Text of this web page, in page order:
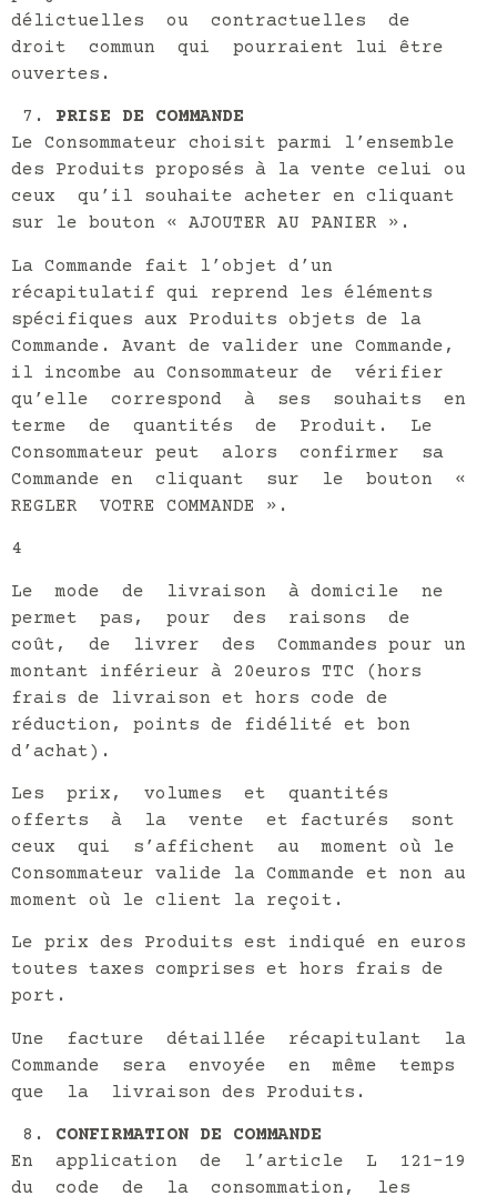
délictuelles ou contractuelles de
droit commun qui pourraient lui être
ouvertes.
PRISE DE COMMANDE
Le Consommateur choisit parmi l’ensemble
des Produits proposés à la vente celui ou
ceux qu’il souhaite acheter en cliquant
sur le bouton « AJOUTER AU PANIER ».
La Commande fait l’objet d’un
récapitulatif qui reprend les éléments
spécifiques aux Produits objets de la
Commande. Avant de valider une Commande,
il incombe au Consommateur de vérifier
qu’elle correspond à ses souhaits en
terme de quantités de Produit. Le
Consommateur peut alors confirmer sa
Commande en cliquant sur le bouton «
REGLER VOTRE COMMANDE ».
4
Le mode de livraison à domicile ne
permet pas, pour des raisons de
coût, de livrer des Commandes pour un
montant inférieur à 20euros TTC (hors
frais de livraison et hors code de
réduction, points de fidélité et bon
d’achat).
Les prix, volumes et quantités
offerts à la vente et facturés sont
ceux qui s’affichent au moment où le
Consommateur valide la Commande et non au
moment où le client la reçoit.
Le prix des Produits est indiqué en euros
toutes taxes comprises et hors frais de
port.
Une facture détaillée récapitulant la
Commande sera envoyée en même temps
que la livraison des Produits.
CONFIRMATION DE COMMANDE
En application de l’article L 121-19
du code de la consommation, les